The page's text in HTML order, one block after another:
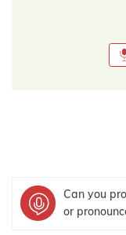
Can you
or